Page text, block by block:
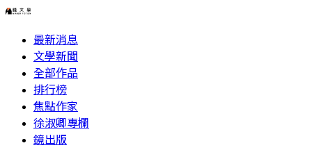
最新消息
文學新聞
全部作品
排行榜
焦點作家
徐淑卿專欄
鏡出版